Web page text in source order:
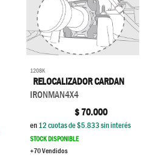
1208K
RELOCALIZADOR CARDAN
IRONMAN4X4
$70.000
en12cuotas de $5.833sin interés
STOCK DISPONIBLE
+70 Vendidos